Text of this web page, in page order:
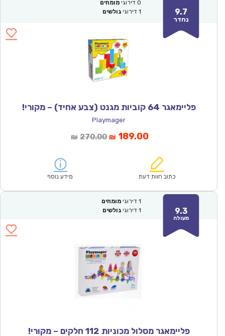
9.7
נהדר
0 דירוגי מומחים
1 דירוגי גולשים
פליימאגר 64 קוביות מגנט (צבע אחיד) – מקורי!
Playmager
₪ 270.00המחיר
₪270.00.
₪ 189.00המחיר
הוא:
כתוב חוות דעת מידע נוסף
9.3
מעולה
1 דירוגי מומחים
1 דירוגי גולשים
פליימאגר מסלול מכוניות 112 חלקים – מקורי!